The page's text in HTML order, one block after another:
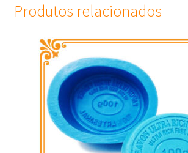
Produtos relacionados